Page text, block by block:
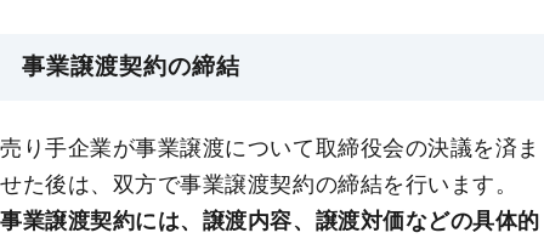
事業譲渡契約の締結
売り手企業が事業譲渡について取締役会の決議を済ま
せた後は、双方で事業譲渡契約の締結を行います。
事業譲渡契約には、譲渡内容、譲渡対価などの具体的